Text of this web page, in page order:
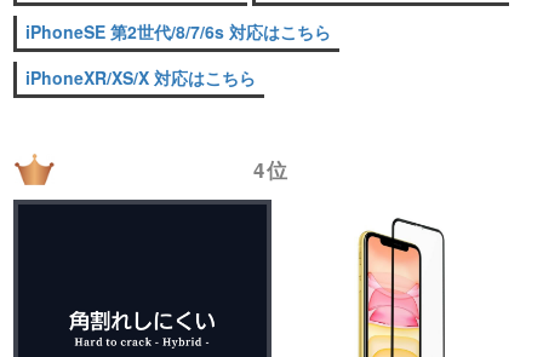
iPhoneSE 第2世代/8/7/6s 対応はこちら
iPhoneXR/XS/X 対応はこちら
4位